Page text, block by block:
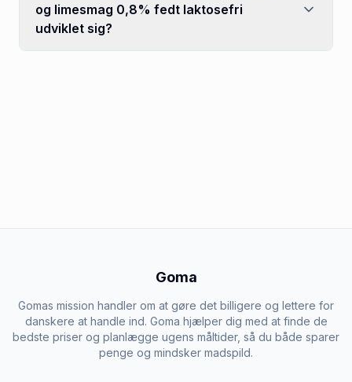
og limesmag 0,8% fedt laktosefri
udviklet sig?
Goma
Gomas mission handler om at gøre det billigere og lettere for
danskere at handle ind. Goma hjælper dig med at finde de
bedste priser og planlægge ugens måltider, så du både sparer
penge og mindsker madspild.